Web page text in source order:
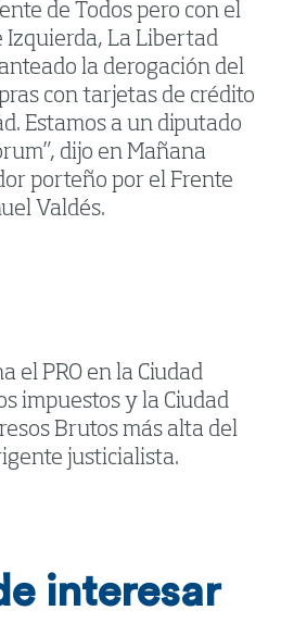
de Todos pero con el
Izquierda, La Libertad
la derogación del
con tarjetas de crédito
Estamos a un diputado
dijo en Mañana
porteño por el Frente
Valdés.
el PRO en la Ciudad
impuestos y la Ciudad
Brutos más alta del
justicialista.
interesar